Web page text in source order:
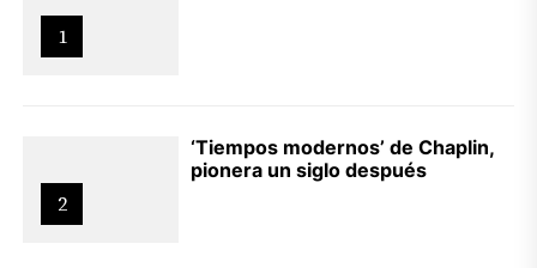
1
2
‘Tiempos modernos’ de Chaplin,
pionera un siglo después